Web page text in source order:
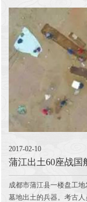
2017-02-10
蒲江出土60座战国
成都市蒲江县一楼盘工地
墓地出土的兵器。考古